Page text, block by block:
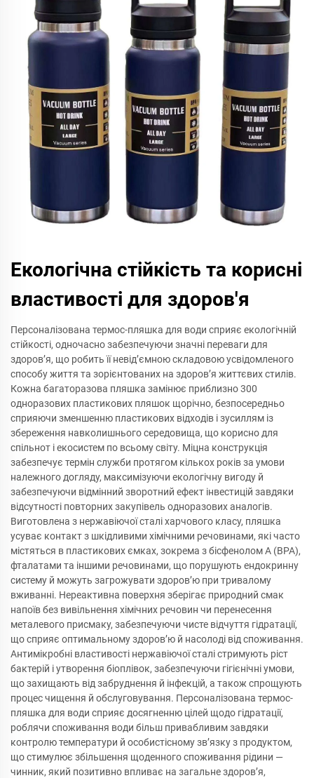
Екологічна стійкість та корисні
властивості для здоров'я
Персоналізована термос-пляшка для води сприяє екологічній
стійкості, одночасно забезпечуючи значні переваги для
здоров’я, що робить її невід’ємною складовою усвідомленого
способу життя та зорієнтованих на здоров’я життєвих стилів.
Кожна багаторазова пляшка замінює приблизно 300
одноразових пластикових пляшок щорічно, безпосередньо
сприяючи зменшенню пластикових відходів і зусиллям із
збереження навколишнього середовища, що корисно для
спільнот і екосистем по всьому світу. Міцна конструкція
забезпечує термін служби протягом кількох років за умови
належного догляду, максимізуючи екологічну вигоду й
забезпечуючи відмінний зворотний ефект інвестицій завдяки
відсутності повторних закупівель одноразових аналогів.
Виготовлена з нержавіючої сталі харчового класу, пляшка
усуває контакт з шкідливими хімічними речовинами, які часто
містяться в пластикових ємках, зокрема з бісфенолом А (BPA),
фталатами та іншими речовинами, що порушують ендокринну
систему й можуть загрожувати здоров’ю при тривалому
вживанні. Нереактивна поверхня зберігає природний смак
напоїв без вивільнення хімічних речовин чи перенесення
металевого присмаку, забезпечуючи чисте відчуття гідратації,
що сприяє оптимальному здоров’ю й насолоді від споживання.
Антимікробні властивості нержавіючої сталі стримують ріст
бактерій і утворення біоплівок, забезпечуючи гігієнічні умови,
що захищають від забруднення й інфекцій, а також спрощують
процес чищення й обслуговування. Персоналізована термос-
пляшка для води сприяє досягненню цілей щодо гідратації,
роблячи споживання води більш привабливим завдяки
контролю температури й особистісному зв’язку з продуктом,
що стимулює збільшення щоденного споживання рідини —
чинник, який позитивно впливає на загальне здоров’я,